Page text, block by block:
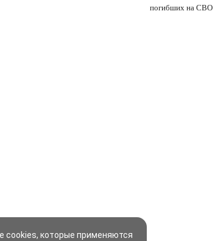
погибших на СВО
cookies, которые применяются